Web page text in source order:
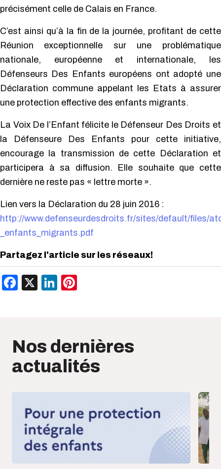
précisément celle de Calais en France.
C’est ainsi qu’à la fin de la journée, profitant de cette
Réunion exceptionnelle sur une problématique
nationale, européenne et internationale, les
Défenseurs Des Enfants européens ont adopté une
Déclaration commune appelant les Etats à assurer
une protection effective des enfants migrants.
La Voix De l’Enfant félicite le Défenseur Des Droits et
la Défenseure Des Enfants pour cette initiative,
encourage la transmission de cette Déclaration et
participera à sa diffusion. Elle souhaite que cette
dernière ne reste pas « lettre morte ».
Lien vers la Déclaration du 28 juin 2016 :
http://www.defenseurdesdroits.fr/sites/default/files/
_enfants_migrants.pdf
Partagez l'article sur les réseaux!
Facebook
X LinkedIn
Nos dernières
actualités